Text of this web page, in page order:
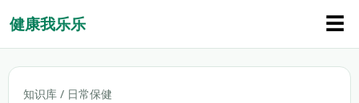
健康我乐乐 ☰
知识库 / 日常保健